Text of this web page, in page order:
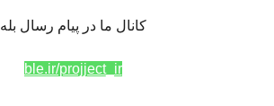
کانال ما در پیام رسال بله
ble.ir/projject_ir